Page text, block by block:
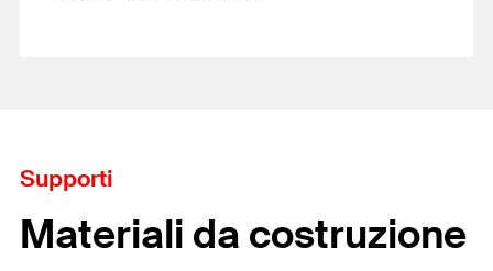
Supporti
Materiali da costruzione